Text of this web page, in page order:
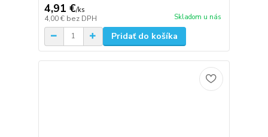
4,91 €/ks
4,00 € bez DPH Skladom u nás
Pridať do košíka